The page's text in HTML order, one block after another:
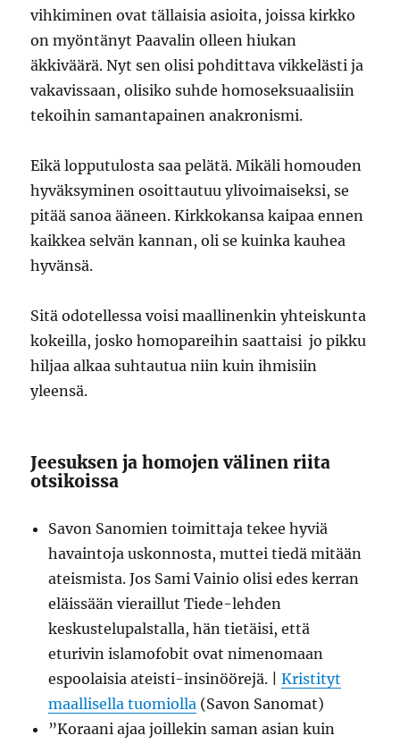
vihkiminen ovat tällaisia asioita, joissa kirkko
on myöntänyt Paavalin olleen hiukan
äkkiväärä. Nyt sen olisi pohdittava vikkelästi ja
vakavissaan, olisiko suhde homoseksuaalisiin
tekoihin samantapainen anakronismi.
Eikä lopputulosta saa pelätä. Mikäli homouden
hyväksyminen osoittautuu ylivoimaiseksi, se
pitää sanoa ääneen. Kirkkokansa kaipaa ennen
kaikkea selvän kannan, oli se kuinka kauhea
hyvänsä.
Sitä odotellessa voisi maallinenkin yhteiskunta
kokeilla, josko homopareihin saattaisi jo pikku
hiljaa alkaa suhtautua niin kuin ihmisiin
yleensä.
Jeesuksen ja homojen välinen riita
otsikoissa
Savon Sanomien toimittaja tekee hyviä
havaintoja uskonnosta, muttei tiedä mitään
ateismista. Jos Sami Vainio olisi edes kerran
eläissään vieraillut Tiede-lehden
keskustelupalstalla, hän tietäisi, että
eturivin islamofobit ovat nimenomaan
espoolaisia ateisti-insinöörejä. |Kristityt
maallisella tuomiolla (Savon Sanomat)
”Koraani ajaa joillekin saman asian kuin